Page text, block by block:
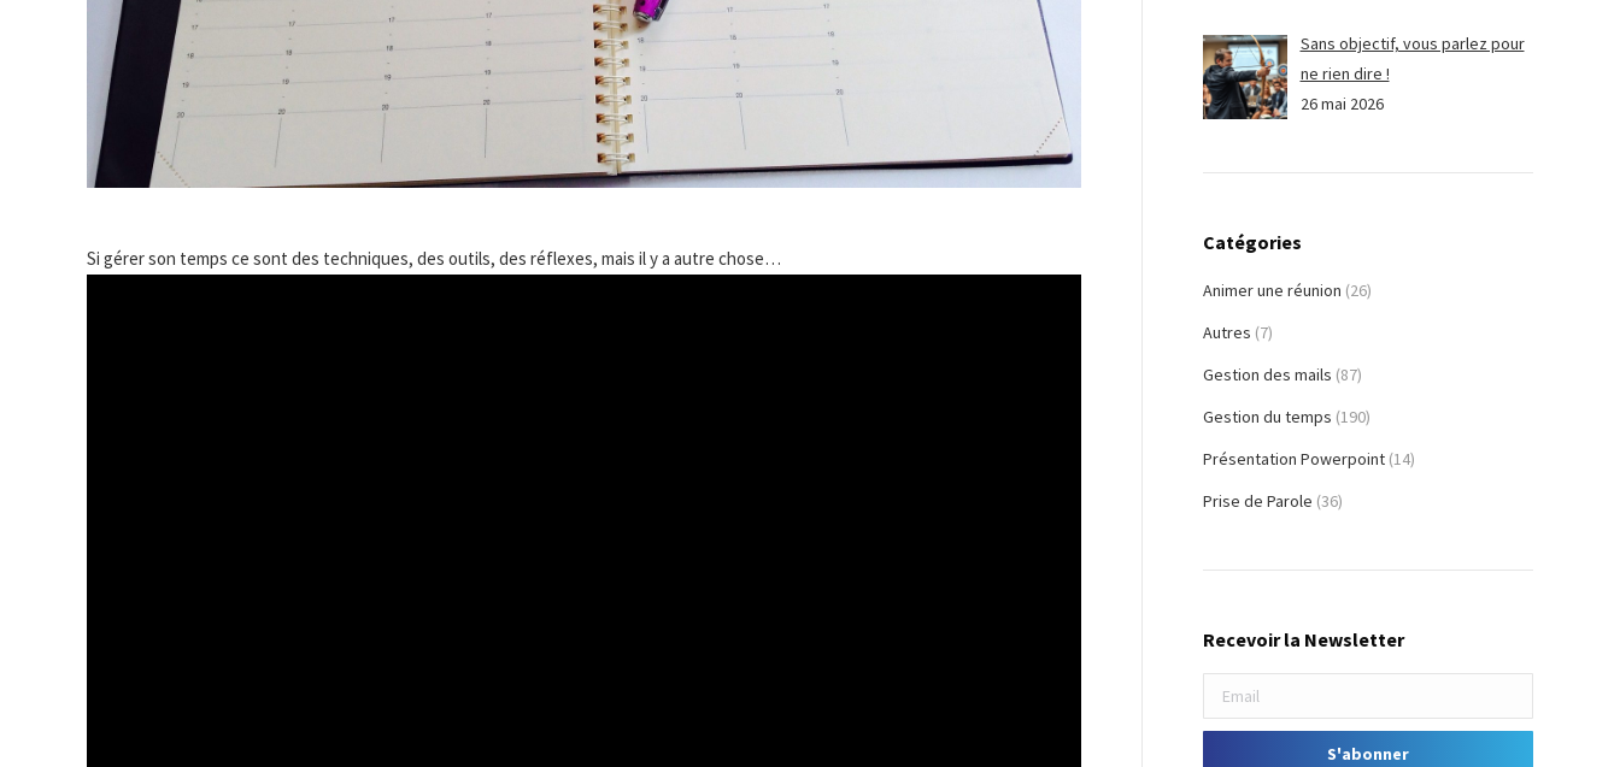
Si gérer son temps ce sont des techniques, des outils, des réflexes, mais il y a autre chose…
Sans objectif, vous parlez pour
ne rien dire !
26 mai 2026
Catégories
Animer une réunion (26)
Autres (7)
Gestion des mails (87)
Gestion du temps (190)
Présentation Powerpoint (14)
Prise de Parole (36)
Recevoir la Newsletter